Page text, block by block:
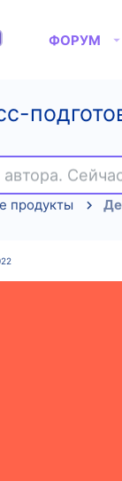
ФОРУМ
продукты